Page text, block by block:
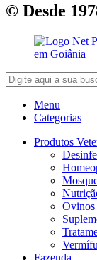
© Desde
Menu
Categorias
Produtos
Ovinos
Fazenda